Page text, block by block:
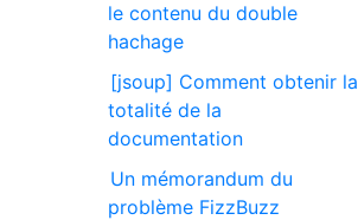
le contenu du double
hachage
[jsoup] Comment obtenir la
totalité de la
documentation
Un mémorandum du
problème FizzBuzz